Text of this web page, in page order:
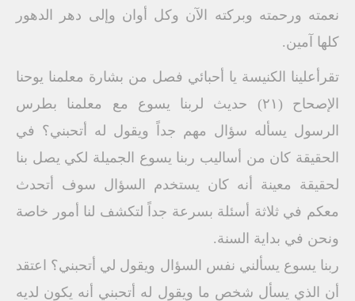
نعمته ورحمته وبركته الآن وكل أوان وإلى دهر الدهور
كلها آمين.
تقرأعلينا الكنيسة يا أحبائي فصل من بشارة معلمنا يوحنا
الإصحاح (٢١) حديث لربنا يسوع مع معلمنا بطرس
الرسول يسأله سؤال مهم جداً ويقول له أتحبني؟ في
الحقيقة كان من أساليب ربنا يسوع الجميلة لكي يصل بنا
لحقيقة معينة أنه كان يستخدم السؤال سوف أتحدث
معكم في ثلاثة أسئلة بسرعة جداً لتكشف لنا أمور خاصة
ونحن في بداية السنة.
ربنا يسوع يسألني نفس السؤال ويقول لي أتحبني؟ اعتقد
أن الذي يسأل شخص ما ويقول له أتحبني أنه يكون لديه